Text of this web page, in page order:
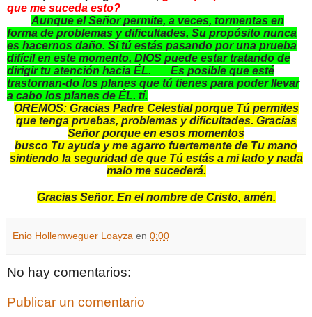
que me suceda esto?
Aunque el Señor permite, a veces, tormentas en
forma de problemas y dificultades, Su propósito nunca
es hacernos daño. Si tú estás pasando por una prueba
difícil en este momento, DIOS puede estar tratando de
dirigir tu atención hacia ÉL. Es posible que esté
trastornan-do los planes que tú tienes para poder llevar
a cabo los planes de ÉL. tí.
OREMOS: Gracias Padre Celestial porque Tú permites
que tenga pruebas, problemas y dificultades. Gracias
Señor porque en esos momentos
busco Tu ayuda y me agarro fuertemente de Tu mano
sintiendo la seguridad de que Tú estás a mi lado y nada
malo me sucederá.
Gracias Señor. En el nombre de Cristo, amén.
Enio Hollemweguer Loayza en 0:00
No hay comentarios:
Publicar un comentario